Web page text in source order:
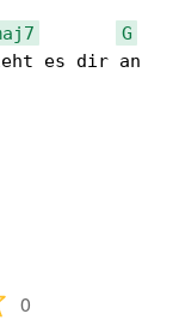
G
es dir an
0